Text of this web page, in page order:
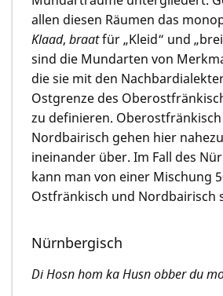
allen diesen Räumen das
Klaad, braatfür „Kleid“ und
sind die Mundarten von
die sie mit den
Ostgrenze des
zu definieren.
Nordbairisch gehen hier
ineinander über. Im Fall des
kann man von einer Mischung
Ostfränkisch und Nordbairisch
Nürnbergisch
Di Hosn hom ka Husn obber du